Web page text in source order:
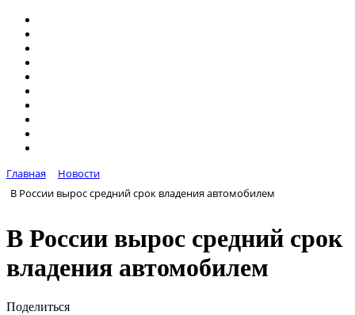
Главная
Новости
В России вырос средний срок владения автомобилем
В России вырос средний срок
владения автомобилем
Поделиться